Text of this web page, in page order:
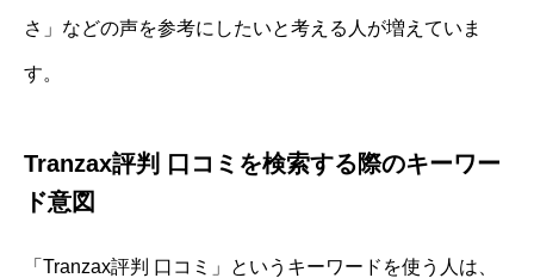
さ」などの声を参考にしたいと考える人が増えていま
す。
Tranzax評判 口コミを検索する際のキーワー
ド意図
「Tranzax評判 口コミ」というキーワードを使う人は、